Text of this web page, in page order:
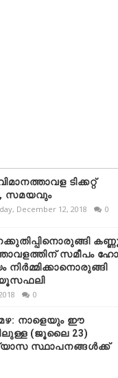
ടിക്കറ്റ്
സമയവും
December 12, 2018 0
സമീപം
നിർമ്മിക്കാനൊരുങ്ങി
0
നാളെയും ഈ
(ജൂലൈ 23)
സ്ഥാപനങ്ങൾക്ക്